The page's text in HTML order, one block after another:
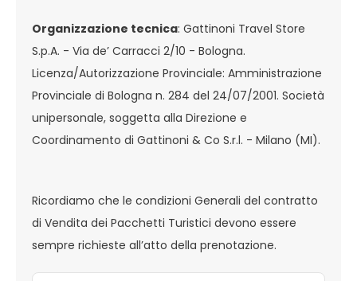
Organizzazione tecnica: Gattinoni Travel Store
S.p.A. - Via de’ Carracci 2/10 - Bologna.
Licenza/Autorizzazione Provinciale: Amministrazione
Provinciale di Bologna n. 284 del 24/07/2001. Società
unipersonale, soggetta alla Direzione e
Coordinamento di Gattinoni & Co S.r.l. - Milano (MI).
Ricordiamo che le condizioni Generali del contratto
di Vendita dei Pacchetti Turistici devono essere
sempre richieste all’atto della prenotazione.